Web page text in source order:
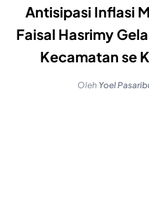
Antisipasi Inflasi
Faisal Hasrimy
Kecamatan se
Oleh Yoel